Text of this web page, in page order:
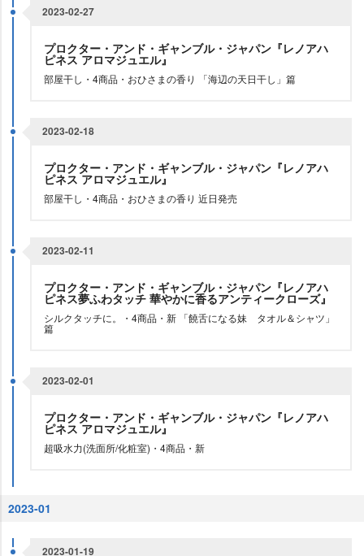
2023-02-27
プロクター・アンド・ギャンブル・ジャパン『レノアハ
ピネス アロマジュエル』
部屋干し・4商品・おひさまの香り 「海辺の天日干し」篇
2023-02-18
プロクター・アンド・ギャンブル・ジャパン『レノアハ
ピネス アロマジュエル』
部屋干し・4商品・おひさまの香り 近日発売
2023-02-11
プロクター・アンド・ギャンブル・ジャパン『レノアハ
ピネス夢ふわタッチ 華やかに香るアンティークローズ』
シルクタッチに。・4商品・新 「饒舌になる妹 タオル＆シャツ」
篇
2023-02-01
プロクター・アンド・ギャンブル・ジャパン『レノアハ
ピネス アロマジュエル』
超吸水力(洗面所/化粧室)・4商品・新
2023-01
2023-01-19